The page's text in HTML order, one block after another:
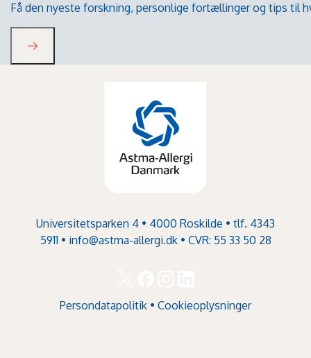
Få den nyeste forskning, personlige fortællinger og tips til
Universitetsparken 4 • 4000 Roskilde • tlf. 4343
5911 • info@astma-allergi.dk• CVR: 55 33 50 28
Persondatapolitik • Cookieoplysninger